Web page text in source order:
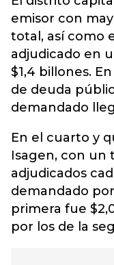
emisor con
total, así como
adjudicado en
$1,4 billones.
de deuda
demandado
En el cuarto y
Isagen, con un
adjudicados
demandado
primera fue
por los de la